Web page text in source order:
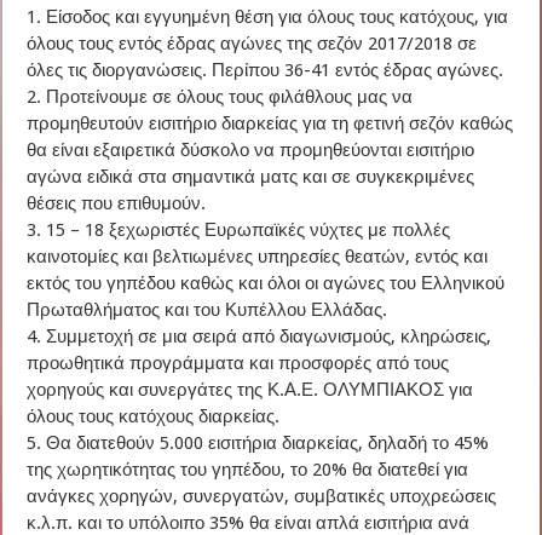
1. Είσοδος και εγγυημένη θέση για όλους τους κατόχους, για
όλους τους εντός έδρας αγώνες της σεζόν 2017/2018 σε
όλες τις διοργανώσεις. Περίπου 36-41 εντός έδρας αγώνες.
2. Προτείνουμε σε όλους τους φιλάθλους μας να
προμηθευτούν εισιτήριο διαρκείας για τη φετινή σεζόν καθώς
θα είναι εξαιρετικά δύσκολο να προμηθεύονται εισιτήριο
αγώνα ειδικά στα σημαντικά ματς και σε συγκεκριμένες
θέσεις που επιθυμούν.
3. 15 – 18 ξεχωριστές Ευρωπαϊκές νύχτες με πολλές
καινοτομίες και βελτιωμένες υπηρεσίες θεατών, εντός και
εκτός του γηπέδου καθώς και όλοι οι αγώνες του Ελληνικού
Πρωταθλήματος και του Κυπέλλου Ελλάδας.
4. Συμμετοχή σε μια σειρά από διαγωνισμούς, κληρώσεις,
προωθητικά προγράμματα και προσφορές από τους
χορηγούς και συνεργάτες της Κ.Α.Ε. ΟΛΥΜΠΙΑΚΟΣ για
όλους τους κατόχους διαρκείας.
5. Θα διατεθούν 5.000 εισιτήρια διαρκείας, δηλαδή το 45%
της χωρητικότητας του γηπέδου, το 20% θα διατεθεί για
ανάγκες χορηγών, συνεργατών, συμβατικές υποχρεώσεις
κ.λ.π. και το υπόλοιπο 35% θα είναι απλά εισιτήρια ανά